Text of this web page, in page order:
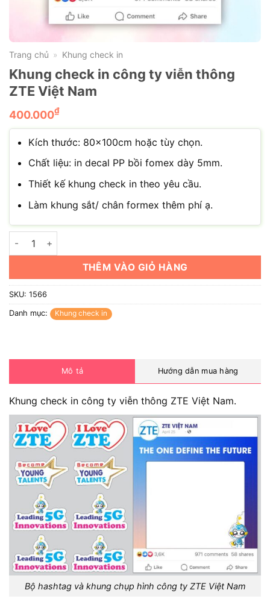
Trang chủ » Khung check in
Khung check in công ty viễn thông
ZTE Việt Nam
400.000₫
Kích thước: 80×100cm hoặc tùy chọn.
Chất liệu: in decal PP bồi fomex dày 5mm.
Thiết kế khung check in theo yêu cầu.
Làm khung sắt/ chân formex thêm phí ạ.
Khung check in công ty viễn thông ZTE Việt Nam số lượng
THÊM VÀO GIỎ HÀNG
SKU: 1566
Danh mục: Khung check in
Mô tả Hướng dẫn mua hàng
Khung check in công ty viễn thông ZTE Việt Nam.
Bộ hashtag và khung chụp hình công ty ZTE Việt Nam